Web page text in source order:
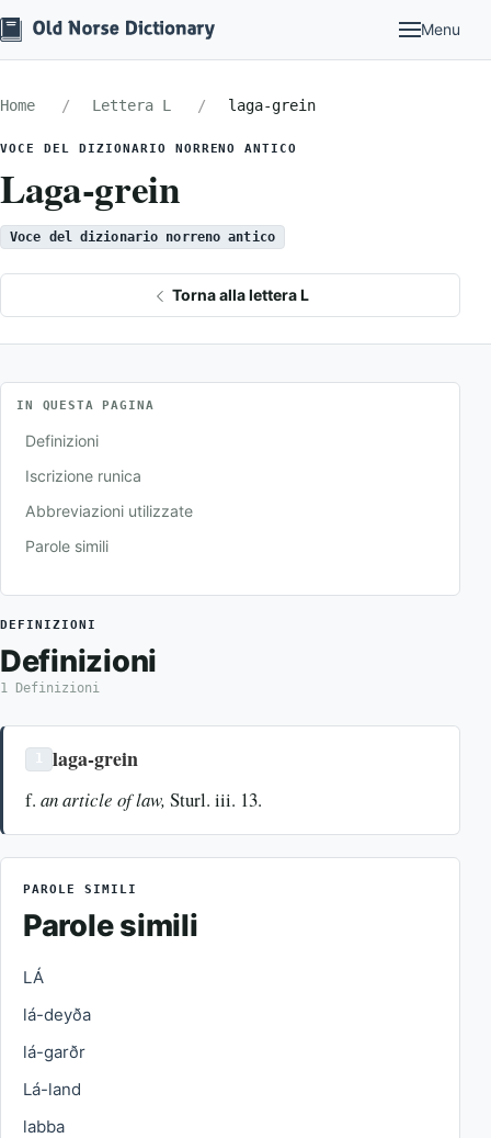
Menu
Home Lettera L laga-grein
VOCE DEL DIZIONARIO NORRENO ANTICO
Laga-grein
Voce del dizionario norreno antico
Torna alla lettera L
IN QUESTA PAGINA
Definizioni
Iscrizione runica
Abbreviazioni utilizzate
Parole simili
DEFINIZIONI
Definizioni
1 Definizioni
laga-grein
f. an article of law, Sturl. iii. 13.
PAROLE SIMILI
Parole simili
LÁ
lá-deyða
lá-garðr
Lá-land
labba